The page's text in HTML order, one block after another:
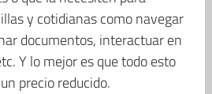
y cotidianas como navegar
documentos, interactuar en
Y lo mejor es que todo esto
precio reducido.